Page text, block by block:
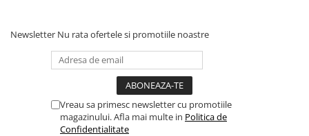
parcare originali / climatronic (afișare climă pe
display).
*Notă: Funcționalitățile menționate sunt
disponibile strict pentru autoturismele care
transmit aceste date digital prin rețeaua CAN a
mașinii.
Newsletter Nu rata ofertele si promotiile noastre
Vreau sa primesc newsletter cu promotiile
magazinului. Afla mai multe in Politica de
Confidentialitate